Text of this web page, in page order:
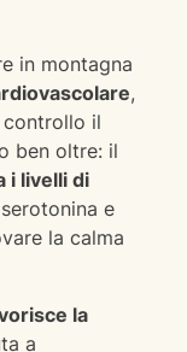
in montagna
,
il
ben oltre: il
i livelli di
e
la calma
la
a